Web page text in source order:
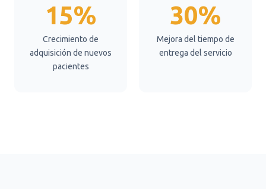
15%
Crecimiento de
adquisición de nuevos
pacientes
30%
Mejora del tiempo de
entrega del servicio